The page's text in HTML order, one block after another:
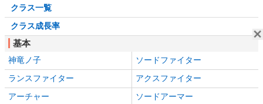
クラス一覧
クラス成長率
基本
神竜ノ子
ソードファイター
ランスファイター
アクスファイター
アーチャー
ソードアーマー